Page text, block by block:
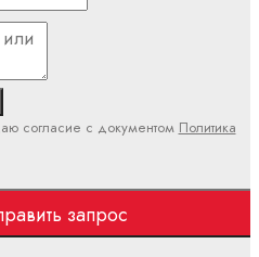
согласие с документом Политика
запрос